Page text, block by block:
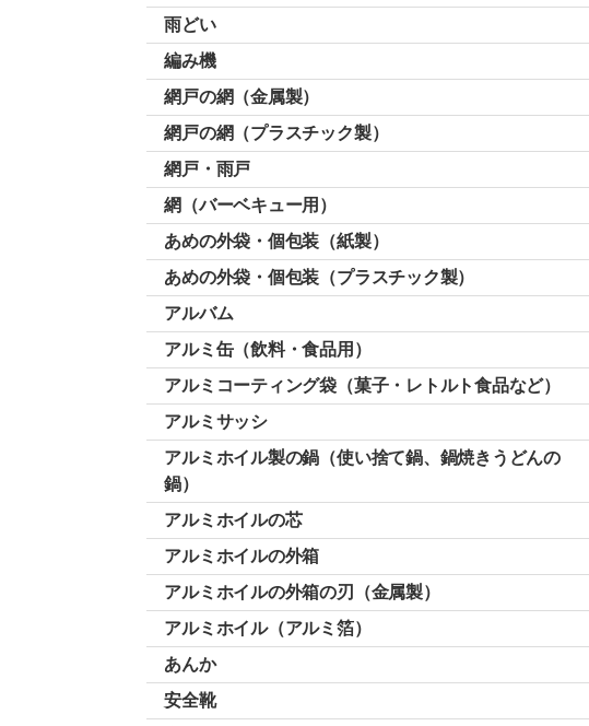
雨どい
編み機
網戸の網（金属製）
網戸の網（プラスチック製）
網戸・雨戸
網（バーベキュー用）
あめの外袋・個包装（紙製）
あめの外袋・個包装（プラスチック製）
アルバム
アルミ缶（飲料・食品用）
アルミコーティング袋（菓子・レトルト食品など）
アルミサッシ
アルミホイル製の鍋（使い捨て鍋、鍋焼きうどんの
鍋）
アルミホイルの芯
アルミホイルの外箱
アルミホイルの外箱の刃（金属製）
アルミホイル（アルミ箔）
あんか
安全靴